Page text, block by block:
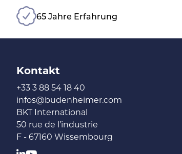
65 Jahre Erfahrung
Kontakt
+33 3 88 54 18 40
infos@budenheimer.com
BKT International
50 rue de l’industrie
F - 67160 Wissembourg